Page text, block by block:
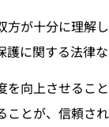
が十分に理解
に関する法律な
向上させるこ
とが、信頼さ